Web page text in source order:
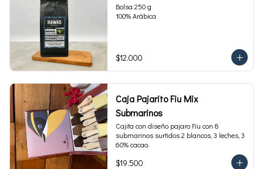
Bolsa 250 g
100% Arábica
$12.000
Caja Pajarito Fiu Mix
Submarinos
Cajita con diseño pajaro Fiu con 8
submarinos surtidos 2 blancos, 3 leches, 3
60% cacao.
$19.500